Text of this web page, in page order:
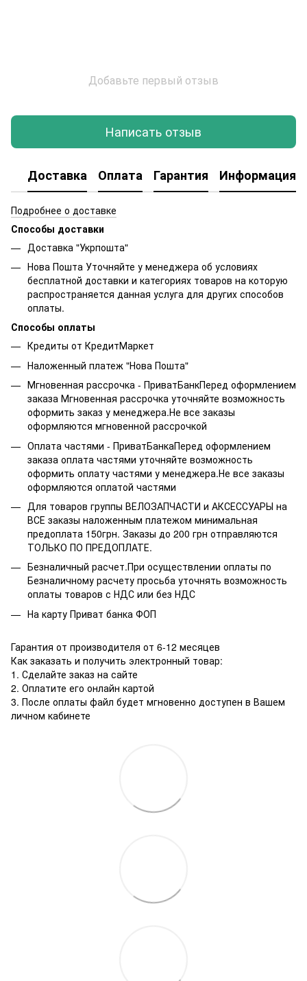
Добавьте первый отзыв
Написать отзыв
Доставка Оплата Гарантия Информация
Подробнее о доставке
Способы доставки
Доставка "Укрпошта"
Нова Пошта Уточняйте у менеджера об условиях
бесплатной доставки и категориях товаров на которую
распространяется данная услуга для других способов
оплаты.
Способы оплаты
Кредиты от КредитМаркет
Наложенный платеж "Нова Пошта"
Мгновенная рассрочка - ПриватБанкПеред оформлением
заказа Мгновенная рассрочка уточняйте возможность
оформить заказ у менеджера.Не все заказы
оформляются мгновенной рассрочкой
Оплата частями - ПриватБанкаПеред оформлением
заказа оплата частями уточняйте возможность
оформить оплату частями у менеджера.Не все заказы
оформляются оплатой частями
Для товаров группы ВЕЛОЗАПЧАСТИ и АКСЕССУАРЫ на
ВСЕ заказы наложенным платежом минимальная
предоплата 150грн. Заказы до 200 грн отправляются
ТОЛЬКО ПО ПРЕДОПЛАТЕ.
Безналичный расчет.При осуществлении оплаты по
Безналичному расчету просьба уточнять возможность
оплаты товаров с НДС или без НДС
На карту Приват банка ФОП
Гарантия от производителя от 6-12 месяцев
Как заказать и получить электронный товар:
1. Сделайте заказ на сайте
2. Оплатите его онлайн картой
3. После оплаты файл будет мгновенно доступен в Вашем
личном кабинете